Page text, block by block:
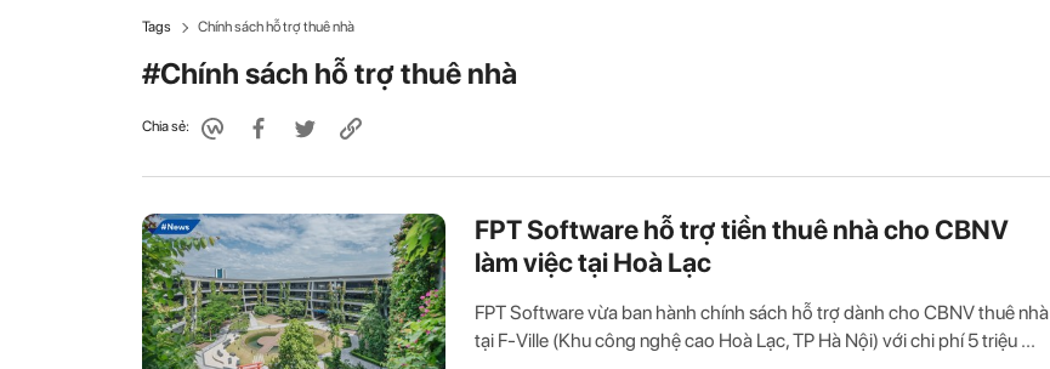
Tags Chính sách hỗ trợ thuê nhà
#Chính sách hỗ trợ thuê nhà
Chia sẻ:
FPT Software hỗ trợ tiền thuê nhà cho CBNV
làm việc tại Hoà Lạc
FPT Software vừa ban hành chính sách hỗ trợ dành cho CBNV thuê nhà
tại F-Ville (Khu công nghệ cao Hoà Lạc, TP Hà Nội) với chi phí 5 triệu ...